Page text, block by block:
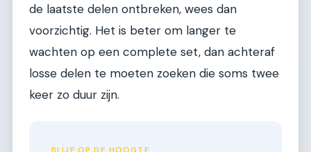
de laatste delen ontbreken, wees dan
voorzichtig. Het is beter om langer te
wachten op een complete set, dan achteraf
losse delen te moeten zoeken die soms twee
keer zo duur zijn.